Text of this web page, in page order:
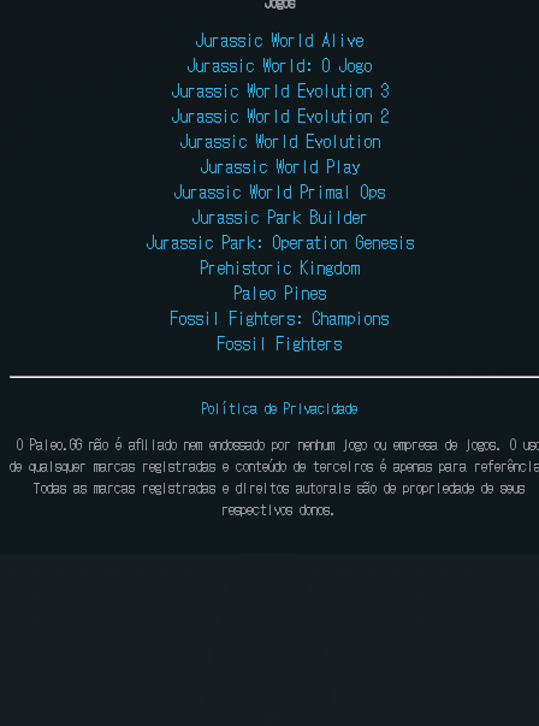
Jurassic World Alive
Jurassic World: O Jogo
Jurassic World Evolution 3
Jurassic World Evolution 2
Jurassic World Evolution
Jurassic World Play
Jurassic World Primal Ops
Jurassic Park Builder
Jurassic Park: Operation Genesis
Prehistoric Kingdom
Paleo Pines
Fossil Fighters: Champions
Fossil Fighters
O Paleo.GG não é afiliado nem endossado por nenhum jogo ou empresa de jogos. O
de quaisquer marcas registradas e conteúdo de terceiros é apenas para
Todas as marcas registradas e direitos autorais são de propriedade de seus
respectivos donos.
Política de Privacidade